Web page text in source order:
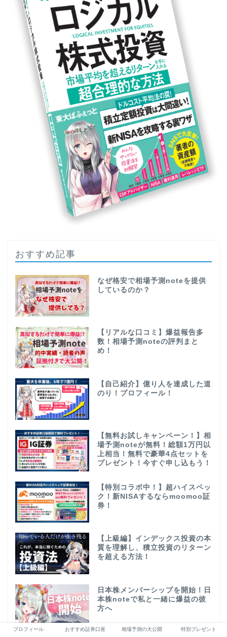
おすすめ記事
なぜ格安で相場予測noteを提供
しているのか？
【リアルな口コミ】爆益報告多
数！相場予測noteの評判まと
め！
【自己紹介】億り人を達成した道
のり！プロフィール！
【無料お試しキャンペーン！】相
場予測noteが無料！総額1万円以
上相当！無料で豪華4点セットを
プレゼント！今すぐ申し込もう！
【特別コラボ中！】超ハイスペッ
ク！新NISAするならmoomoo証
券！
【上級編】インデックス投資の本
質を理解し、積立投資のリターン
を超える方法！
日本株メンバーシップを開始！日
本株noteで私と一緒に爆益の彼
方へ
プロフィール おすすめ証券口座 相場予測の大公開 特別プレゼント